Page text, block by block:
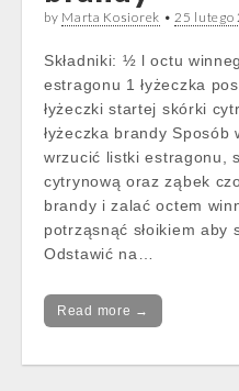
by Marta Kosiorek • 25 lutego
Składniki: ½ l octu
estragonu 1 łyżeczka
łyżeczki startej skórki
łyżeczka brandy Sposób
wrzucić listki estragonu,
cytrynową oraz ząbek
brandy i zalać octem
potrząsnąć słoikiem aby
Odstawić na…
Read more →